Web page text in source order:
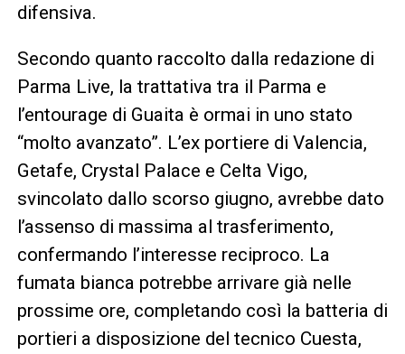
difensiva.
Secondo quanto raccolto dalla redazione di
Parma Live, la trattativa tra il Parma e
l’entourage di Guaita è ormai in uno stato
“molto avanzato”. L’ex portiere di Valencia,
Getafe, Crystal Palace e Celta Vigo,
svincolato dallo scorso giugno, avrebbe dato
l’assenso di massima al trasferimento,
confermando l’interesse reciproco. La
fumata bianca potrebbe arrivare già nelle
prossime ore, completando così la batteria di
portieri a disposizione del tecnico Cuesta,